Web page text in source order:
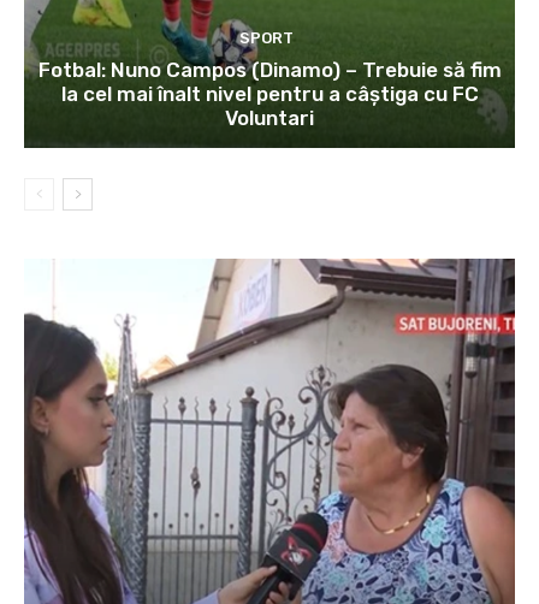
SPORT
Fotbal: Nuno Campos (Dinamo) – Trebuie să fim
la cel mai înalt nivel pentru a câștiga cu FC
Voluntari